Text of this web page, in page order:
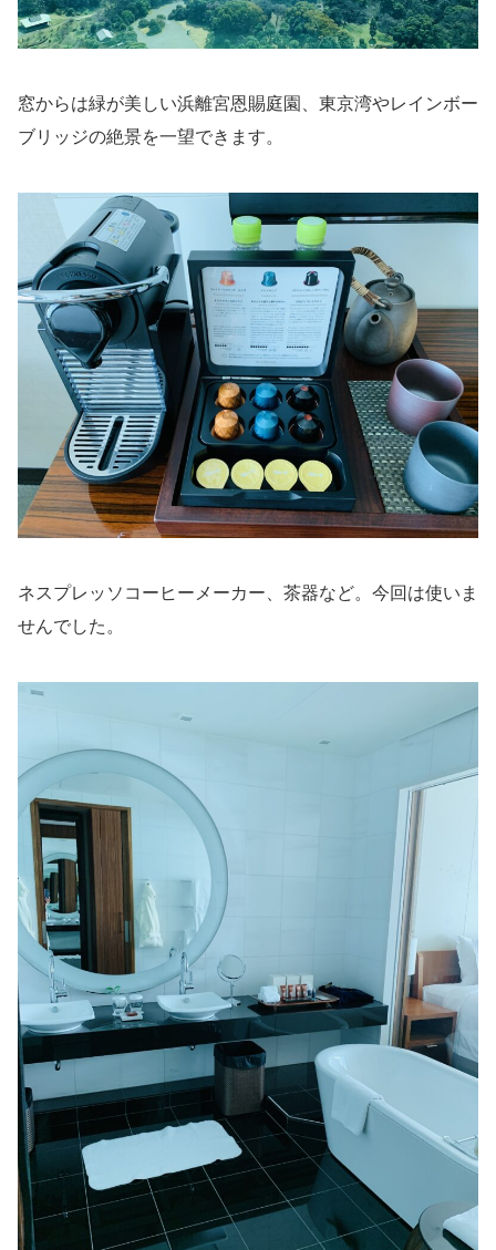
窓からは緑が美しい浜離宮恩賜庭園、東京湾やレインボー
ブリッジの絶景を一望できます。
ネスプレッソコーヒーメーカー、茶器など。今回は使いま
せんでした。